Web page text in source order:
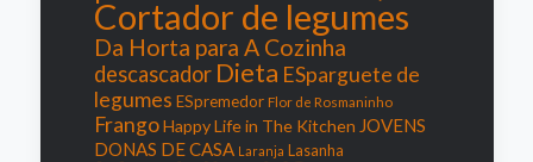
Cortador de legumes
Da Horta para A Cozinha
descascador Dieta ESparguete de
legumes ESpremedor Flor de Rosmaninho
Frango Happy Life in The Kitchen JOVENS
DONAS DE CASA Laranja Lasanha